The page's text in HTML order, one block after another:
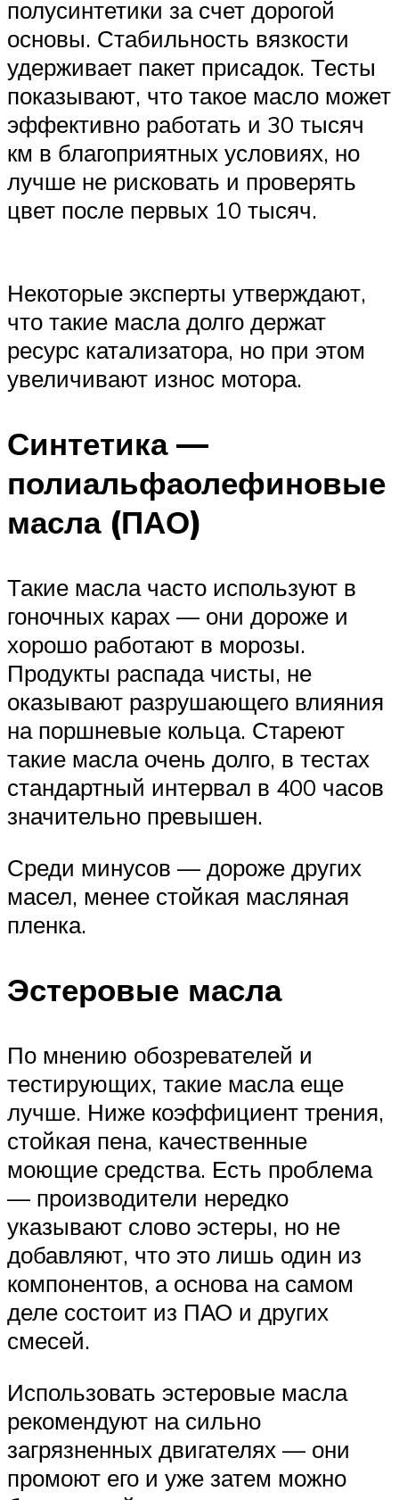
полусинтетики за счет дорогой
основы. Стабильность вязкости
удерживает пакет присадок. Тесты
показывают, что такое масло может
эффективно работать и 30 тысяч
км в благоприятных условиях, но
лучше не рисковать и проверять
цвет после первых 10 тысяч.
Некоторые эксперты утверждают,
что такие масла долго держат
ресурс катализатора, но при этом
увеличивают износ мотора.
Синтетика —
полиальфаолефиновые
масла (ПАО)
Такие масла часто используют в
гоночных карах — они дороже и
хорошо работают в морозы.
Продукты распада чисты, не
оказывают разрушающего влияния
на поршневые кольца. Стареют
такие масла очень долго, в тестах
стандартный интервал в 400 часов
значительно превышен.
Среди минусов — дороже других
масел, менее стойкая масляная
пленка.
Эстеровые масла
По мнению обозревателей и
тестирующих, такие масла еще
лучше. Ниже коэффициент трения,
стойкая пена, качественные
моющие средства. Есть проблема
— производители нередко
указывают слово эстеры, но не
добавляют, что это лишь один из
компонентов, а основа на самом
деле состоит из ПАО и других
смесей.
Использовать эстеровые масла
рекомендуют на сильно
загрязненных двигателях — они
промоют его и уже затем можно